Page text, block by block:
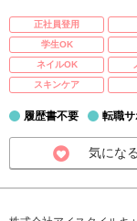
正社員登用
学生OK
ネイルOK
スキンケア
履歴書不要 転職サ
気になる